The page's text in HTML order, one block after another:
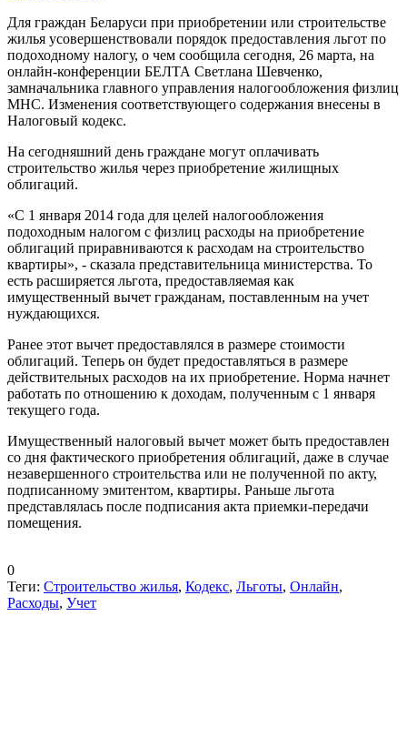
Для граждан Беларуси при приобретении или строительстве
жилья усовершенствовали порядок предоставления льгот по
подоходному налогу, о чем сообщила сегодня, 26 марта, на
онлайн-конференции БЕЛТА Светлана Шевченко,
замначальника главного управления налогообложения физлиц
МНС. Изменения соответствующего содержания внесены в
Налоговый кодекс.
На сегодняшний день граждане могут оплачивать
строительство жилья через приобретение жилищных
облигаций.
«С 1 января 2014 года для целей налогообложения
подоходным налогом с физлиц расходы на приобретение
облигаций приравниваются к расходам на строительство
квартиры», - сказала представительница министерства. То
есть расширяется льгота, предоставляемая как
имущественный вычет гражданам, поставленным на учет
нуждающихся.
Ранее этот вычет предоставлялся в размере стоимости
облигаций. Теперь он будет предоставляться в размере
действительных расходов на их приобретение. Норма начнет
работать по отношению к доходам, полученным с 1 января
текущего года.
Имущественный налоговый вычет может быть предоставлен
со дня фактического приобретения облигаций, даже в случае
незавершенного строительства или не полученной по акту,
подписанному эмитентом, квартиры. Раньше льгота
представлялась после подписания акта приемки-передачи
помещения.
0
Теги: Строительство жилья, Кодекс, Льготы, Онлайн,
Расходы, Учет